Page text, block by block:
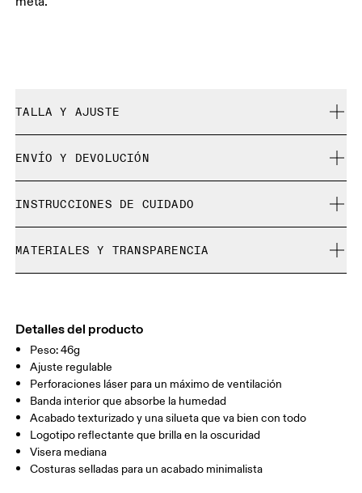
TALLA Y AJUSTE
Guía de tallas - Gorras
Centímetros Pulgadas
GUÍA DE TALLAS - GORRAS
CONTORNO DE LA CABEZA
Arrastra en sentido horizontal para ver más.
Cómo medirse
ENVÍO Y DEVOLUCIÓN
30 días para la devolución gratuita
No es posible cambiar los productos y colores de
edición limitada o de “Última oportunidad”, pero los
INSTRUCCIONES DE CUIDADO
No limpiar en seco
No planchar
MATERIALES Y TRANSPARENCIA
100%.
País de origen
China
Detalles del producto
Peso: 46g
Ajuste regulable
Perforaciones láser para un máximo de ventilación
Banda interior que absorbe la humedad
Acabado texturizado y una silueta que va bien con todo
Logotipo reflectante que brilla en la oscuridad
Visera mediana
Costuras selladas para un acabado minimalista